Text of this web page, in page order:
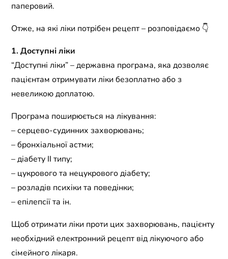
паперовий.
Отже, на які ліки потрібен рецепт – розповідаємо 👇
1. Доступні ліки
“Доступні ліки” – державна програма, яка дозволяє
пацієнтам отримувати ліки безоплатно або з
невеликою доплатою.
Програма поширюється на лікування:
– серцево-судинних захворювань;
– бронхіальної астми;
– діабету II типу;
– цукрового та нецукрового діабету;
– розладів психіки та поведінки;
– епілепсії та ін.
Щоб отримати ліки проти цих захворювань, пацієнту
необхідний електронний рецепт від лікуючого або
сімейного лікаря.